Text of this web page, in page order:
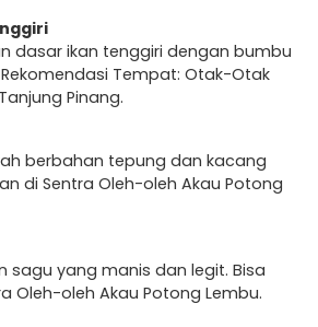
dasar ikan tenggiri dengan bumbu
Tempat: Otak-Otak
Pinang.
berbahan tepung dan kacang
di Sentra Oleh-oleh Akau Potong
sagu yang manis dan legit. Bisa
Oleh-oleh Akau Potong Lembu.